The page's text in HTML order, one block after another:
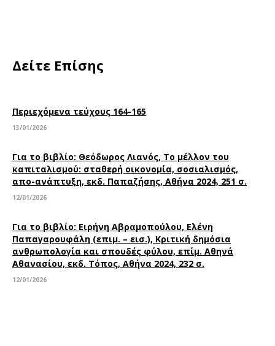
Δείτε Επίσης
Περιεχόμενα τεύχους 164-165
13/01/2026
Για το βιβλίο: Θεόδωρος Λιανός, Το μέλλον του
καπιταλισμού: σταθερή οικονομία, σοσιαλισμός,
απο-ανάπτυξη, εκδ. Παπαζήσης, Αθήνα 2024, 251 σ.
12/01/2026
Για το βιβλίο: Ειρήνη Αβραμοπούλου, Ελένη
Παπαγαρουφάλη (επιμ. – εισ.), Κριτική δημόσια
ανθρωπολογία και σπουδές φύλου, επίμ. Αθηνά
Αθανασίου, εκδ. Τόπος, Αθήνα 2024, 232 σ.
12/01/2026